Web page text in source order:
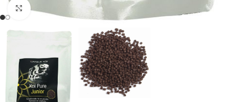
Click to enlarge